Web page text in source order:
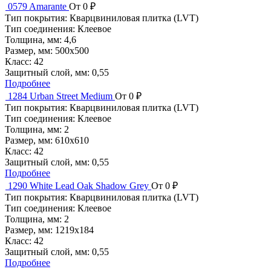
0579 Amarante От 0 ₽
Тип покрытия: Кварцвиниловая плитка (LVT)
Тип соединения: Клеевое
Толщина, мм: 4,6
Размер, мм: 500x500
Класс: 42
Защитный слой, мм: 0,55
Подробнее
1284 Urban Street Medium От 0 ₽
Тип покрытия: Кварцвиниловая плитка (LVT)
Тип соединения: Клеевое
Толщина, мм: 2
Размер, мм: 610x610
Класс: 42
Защитный слой, мм: 0,55
Подробнее
1290 White Lead Oak Shadow Grey От 0 ₽
Тип покрытия: Кварцвиниловая плитка (LVT)
Тип соединения: Клеевое
Толщина, мм: 2
Размер, мм: 1219x184
Класс: 42
Защитный слой, мм: 0,55
Подробнее